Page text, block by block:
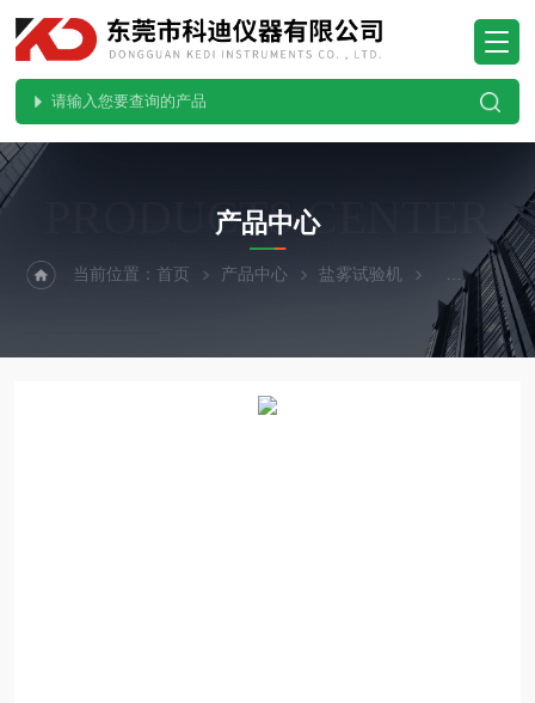
PRODUCTS CENTER
产品中心
当前位置：首页 产品中心 盐雾试验机 连续式盐雾